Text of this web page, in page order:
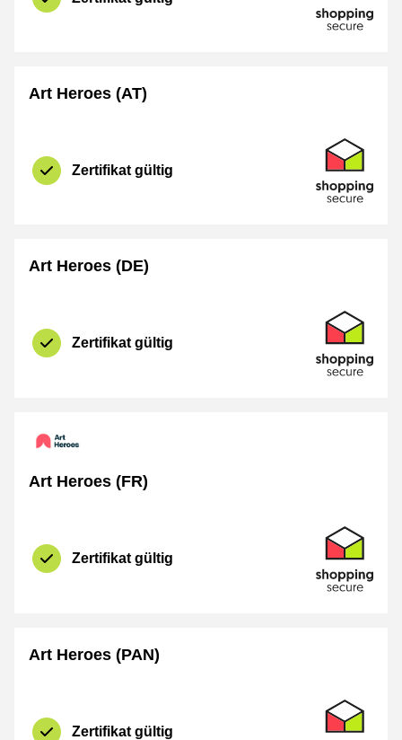
Art Heroes (AT)
Zertifikat gültig
Zertifikat
Shopping
Art Heroes (DE)
Zertifikat gültig
Zertifikat
Shopping
Art Heroes (FR)
Zertifikat gültig
Zertifikat
Shopping
Art Heroes (PAN)
Zertifikat gültig
Zertifikat
Shopping